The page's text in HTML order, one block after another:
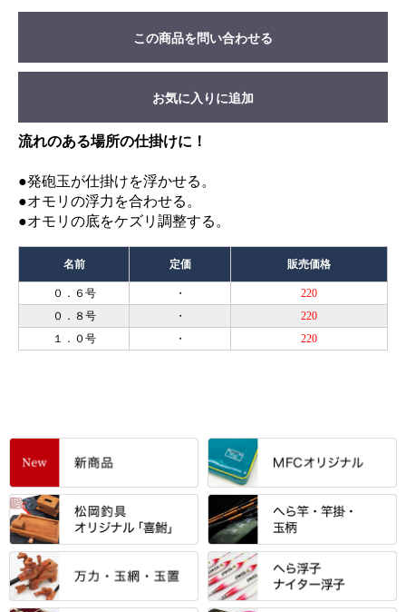
この商品を問い合わせる
お気に入りに追加
流れのある場所の仕掛けに！
●発砲玉が仕掛けを浮かせる。
●オモリの浮力を合わせる。
●オモリの底をケズリ調整する。
名前 定価 販売価格
０．６号 ・
220
０．８号
・
220
１．０号
・ 220
すべて
「雅（みやび）」シリーズ・エ
ントＰＬＵＳシリーズ
エントラント・ＳＰＷシリーズ
すべて
「至高」シリーズ
すべて
シマノ